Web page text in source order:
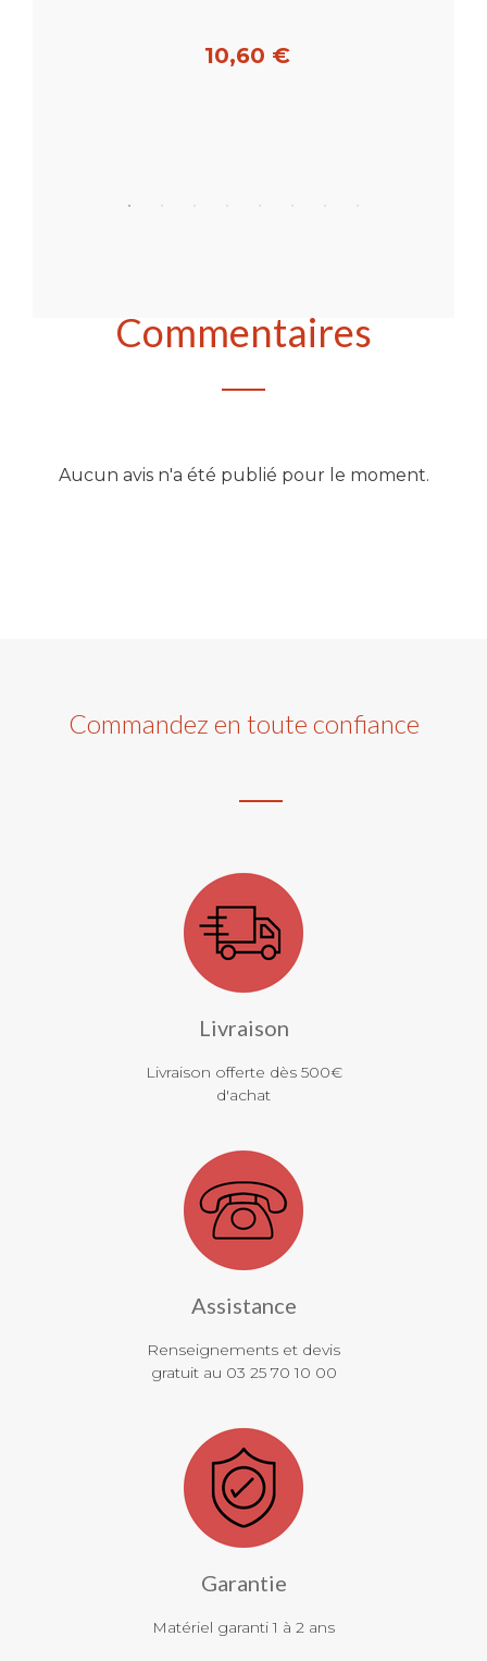
10,60 €
Commentaires
Aucun avis n'a été publié pour le moment.
Commandez en toute confiance
Livraison
Livraison offerte dès 500€
d'achat
Assistance
Renseignements et devis
gratuit au 03 25 70 10 00
Garantie
Matériel garanti 1 à 2 ans